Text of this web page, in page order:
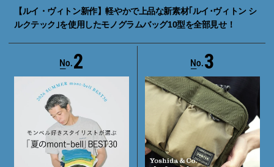
【ルイ・ヴィトン新作】軽やかで上品な新素材｢ルイ･ヴィトン シ
ルクテック｣を使用したモノグラムバッグ10型を全部見せ！
2 3